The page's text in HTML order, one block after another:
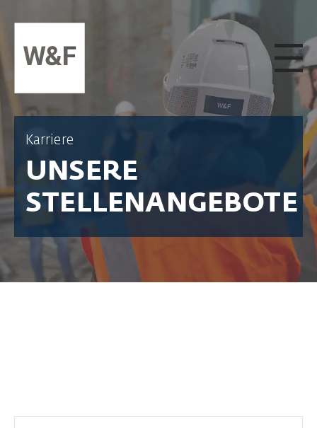
ZUM INHALT SPRINGEN
Karriere
UNSERE
STELLENANGEBOTE